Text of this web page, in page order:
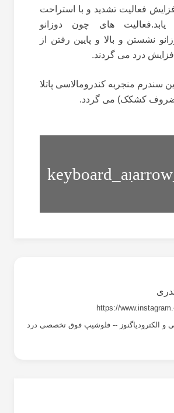
فعالیت تشدید و با استراحت
های چون دوزانو
نشستن و بالا و پایین رفتن از
درد می گردند.
سندرم منجربه کندرومالاسی پاتلا
کشکک) می گردد.
گیرافتادگی
https://
الکترودیاگنوز -- فلوشیپ فوق تخصصی درد